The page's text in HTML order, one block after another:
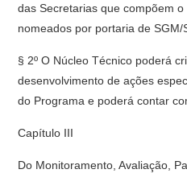
das Secretarias que compõem
nomeados por portaria de SGM/
§ 2º O Núcleo Técnico poderá
desenvolvimento de ações
do Programa e poderá contar
Capítulo III
Do Monitoramento, Avaliação,